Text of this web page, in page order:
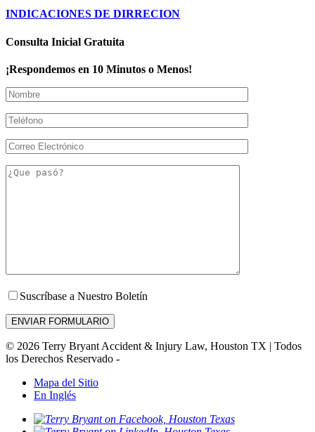
INDICACIONES DE DIRRECION
Consulta Inicial Gratuita
¡Respondemos en 10 Minutos o Menos!
Suscríbase a Nuestro Boletín
© 2026 Terry Bryant Accident & Injury Law, Houston TX | Todos
los Derechos Reservado -
Mapa del Sitio
En Inglés